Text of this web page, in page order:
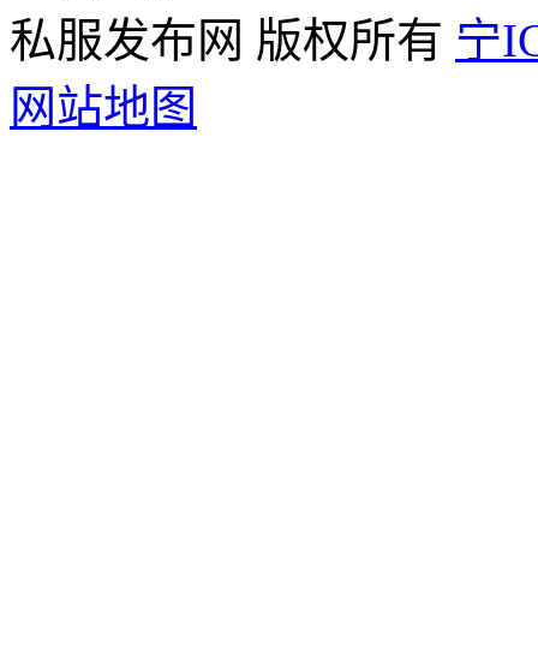
私服发布网 版权所有 宁
网站地图